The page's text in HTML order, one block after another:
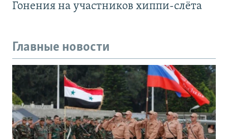
Гонения на участников хиппи-слёта
Главные новости